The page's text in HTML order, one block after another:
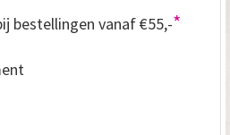
bestellingen vanaf €55,-*